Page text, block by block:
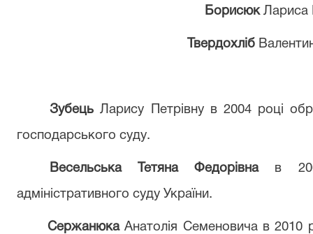
БорисюкЛариса
Твердохліб
Зубець Ларису Петрівну в 2004 році
господарського суду.
Весельська Тетяна Федорівнав
адміністративного суду України.
СержанюкаАнатолія Семеновича в 2010